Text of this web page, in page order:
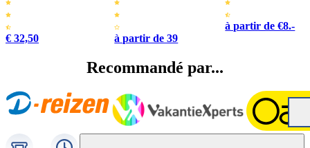
€ 32,50 à partir de 39
à partir de €8.-
Recommandé par...